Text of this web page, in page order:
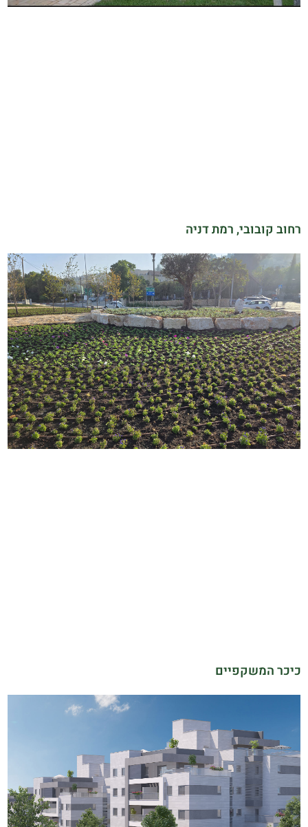
רחוב קובובי, רמת דניה
כיכר המשקפיים